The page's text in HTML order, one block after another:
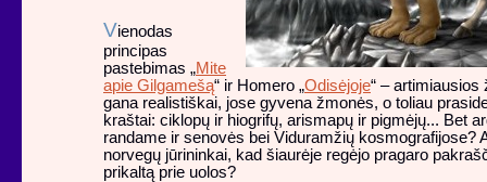
Vienodas
principas
pastebimas „Mite
apie Gilgamešą“ ir Homero „Odisėjoje“ –
gana realistiškai, jose gyvena žmonės, o toliau
kraštai: ciklopų ir hiogrifų, arismapų ir pigmėjų... Bet
randame ir senovės bei Viduramžių kosmografijose?
norvegų jūrininkai, kad šiaurėje regėjo pragaro
prikaltą prie uolos?